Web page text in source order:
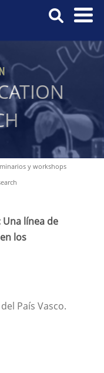
y workshops
Una línea de
los
País Vasco.